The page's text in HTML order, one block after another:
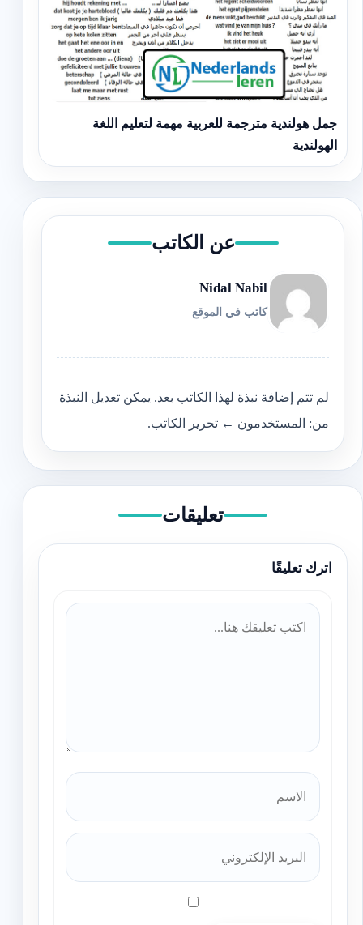
جمل هولندية مترجمة للعربية مهمة لتعليم اللغة
الهولندية
عن الكاتب
Nidal Nabil
كاتب في الموقع
لم تتم إضافة نبذة لهذا الكاتب بعد. يمكن تعديل النبذة
من: المستخدمون ← تحرير الكاتب.
تعليقات
اترك تعليقًا